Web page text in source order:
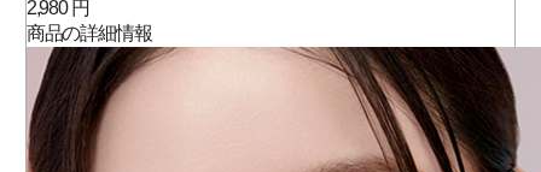
2,980 円
商品の詳細情報